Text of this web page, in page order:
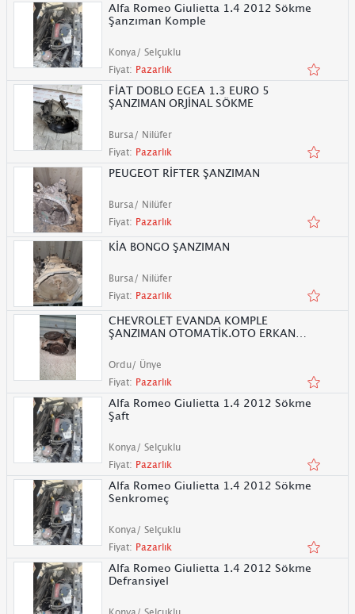
Alfa Romeo Giulietta 1.4 2012 Sökme
Şanzıman Komple
Konya/ Selçuklu
Fiyat: Pazarlık
FİAT DOBLO EGEA 1.3 EURO 5
ŞANZIMAN ORJİNAL SÖKME
Bursa/ Nilüfer
Fiyat: Pazarlık
PEUGEOT RİFTER ŞANZIMAN
Bursa/ Nilüfer
Fiyat: Pazarlık
KİA BONGO ŞANZIMAN
Bursa/ Nilüfer
Fiyat: Pazarlık
CHEVROLET EVANDA KOMPLE
ŞANZIMAN OTOMATİK.OTO ERKAN
Ordu/ Ünye
Fiyat: Pazarlık
Alfa Romeo Giulietta 1.4 2012 Sökme
Şaft
Konya/ Selçuklu
Fiyat: Pazarlık
Alfa Romeo Giulietta 1.4 2012 Sökme
Senkromeç
Konya/ Selçuklu
Fiyat: Pazarlık
Alfa Romeo Giulietta 1.4 2012 Sökme
Defransiyel